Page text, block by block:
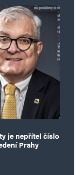
je nepřítel číslo
Prahy